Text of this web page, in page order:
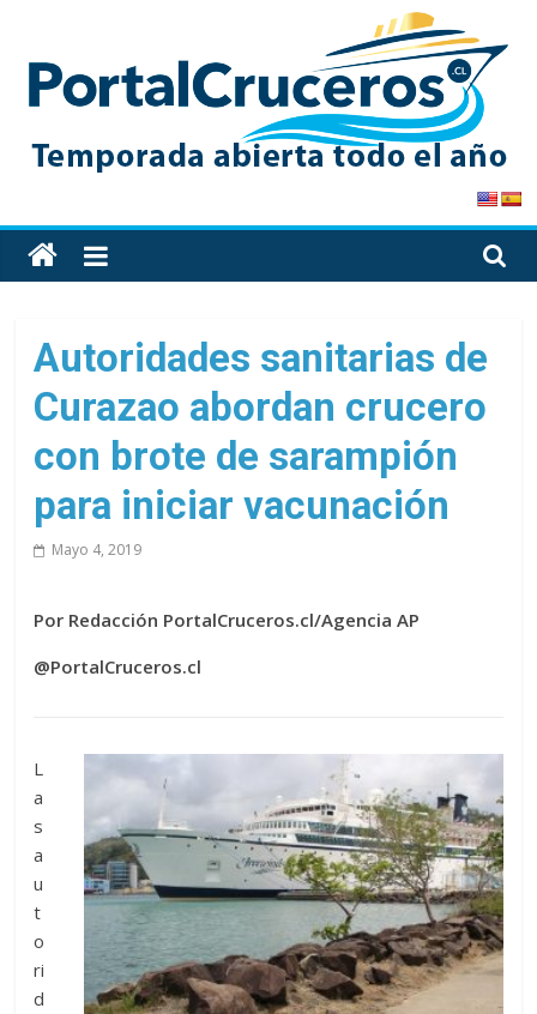
content
PortalCruceros
Toda
la
cruceros
en
solo
Autoridades sanitarias de
Curazao abordan crucero
con brote de sarampión
para iniciar vacunación
Mayo 4, 2019
Por Redacción PortalCruceros.cl/Agencia AP
@PortalCruceros.cl
L
a
s
a
u
t
o
ri
d